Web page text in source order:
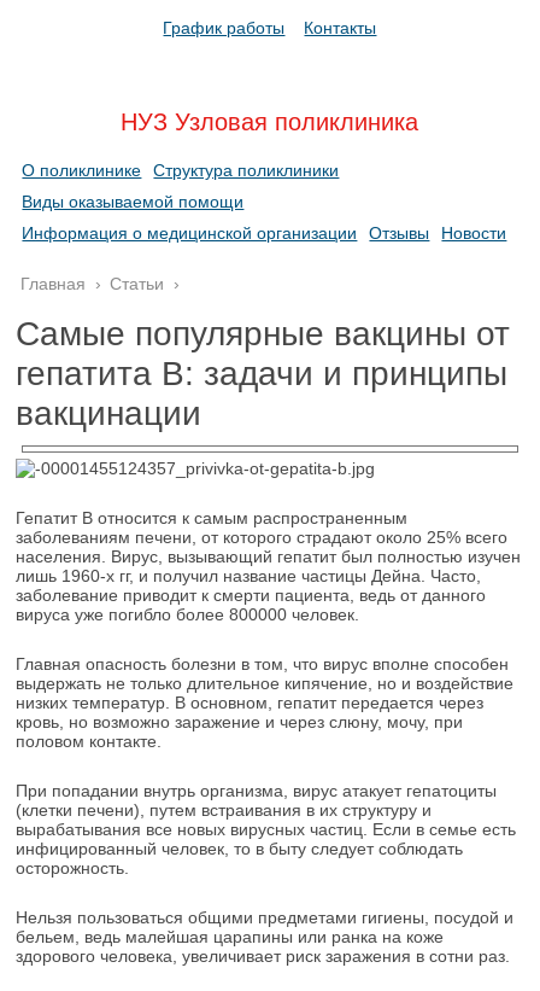
График работы Контакты
НУЗ Узловая поликлиника
О поликлинике
Структура поликлиники
Виды оказываемой помощи
Информация о медицинской организации
Отзывы Новости
Главная › Статьи ›
Самые популярные вакцины от
гепатита В: задачи и принципы
вакцинации
Гепатит В относится к самым распространенным
заболеваниям печени, от которого страдают около 25% всего
населения. Вирус, вызывающий гепатит был полностью изучен
лишь 1960-х гг, и получил название частицы Дейна. Часто,
заболевание приводит к смерти пациента, ведь от данного
вируса уже погибло более 800000 человек.
Главная опасность болезни в том, что вирус вполне способен
выдержать не только длительное кипячение, но и воздействие
низких температур. В основном, гепатит передается через
кровь, но возможно заражение и через слюну, мочу, при
половом контакте.
При попадании внутрь организма, вирус атакует гепатоциты
(клетки печени), путем встраивания в их структуру и
вырабатывания все новых вирусных частиц. Если в семье есть
инфицированный человек, то в быту следует соблюдать
осторожность.
Нельзя пользоваться общими предметами гигиены, посудой и
бельем, ведь малейшая царапины или ранка на коже
здорового человека, увеличивает риск заражения в сотни раз.